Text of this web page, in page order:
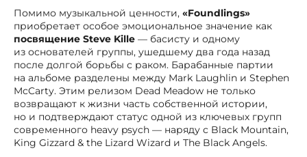
Помимо музыкальной ценности, «Foundlings»
приобретает особое эмоциональное значение как
посвящение Steve Kille — басисту и одному
из основателей группы, ушедшему два года назад
после долгой борьбы с раком. Барабанные партии
на альбоме разделены между Mark Laughlin и Stephen
McCarty. Этим релизом Dead Meadow не только
возвращают к жизни часть собственной истории,
но и подтверждают статус одной из ключевых групп
современного heavy psych — наряду с Black Mountain,
King Gizzard & the Lizard Wizard и The Black Angels.